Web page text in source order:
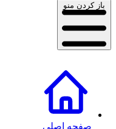
باز کردن منو
صفحه اصلی